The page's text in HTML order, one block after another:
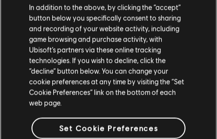
Additional content for The Crew
Motorfest
Parece que você está no paísUnited States
Visite nossa Store local para fazer sua compra.
Fique na Store atual
Mudar para a loja do país Portugal
In addition to the above, by clicking the “accept”
button below you specifically consent to sharing
and recording of your website activity, including
game browsing and purchase activity, with
Ubisoft’s partners via these online tracking
technologies. If you wish to decline, click the
“decline” button below. You can change your
cookie preferences at any time by visiting the “Set
Cookie Preferences” link on the bottom of each
web page.
Set Cookie Preferences